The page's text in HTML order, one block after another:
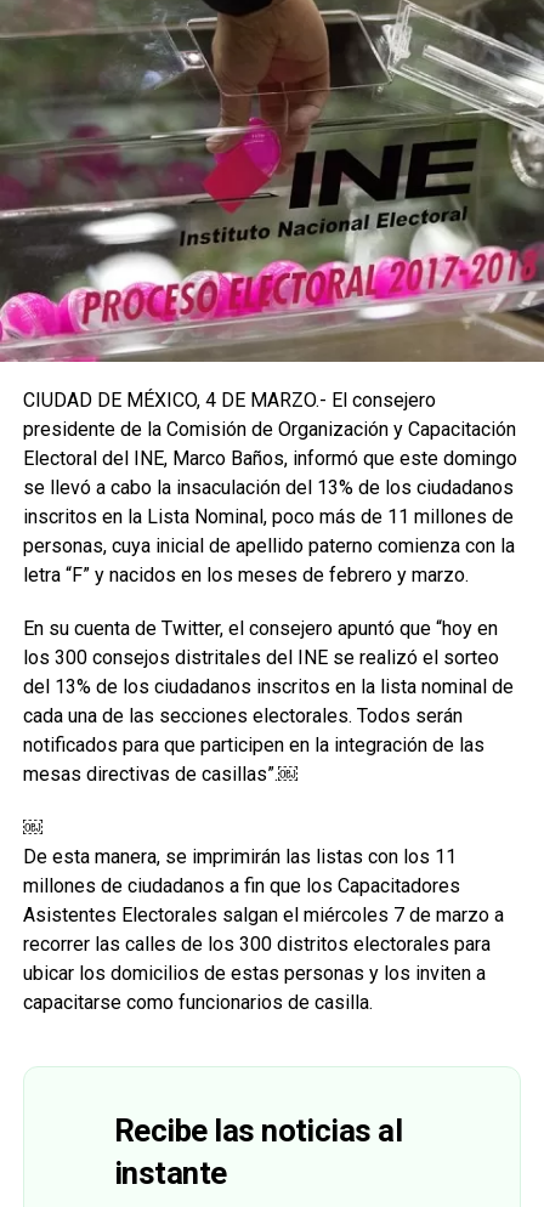
CIUDAD DE MÉXICO, 4 DE MARZO.- El consejero
presidente de la Comisión de Organización y Capacitación
Electoral del INE, Marco Baños, informó que este domingo
se llevó a cabo la insaculación del 13% de los ciudadanos
inscritos en la Lista Nominal, poco más de 11 millones de
personas, cuya inicial de apellido paterno comienza con la
letra “F” y nacidos en los meses de febrero y marzo.
En su cuenta de Twitter, el consejero apuntó que “hoy en
los 300 consejos distritales del INE se realizó el sorteo
del 13% de los ciudadanos inscritos en la lista nominal de
cada una de las secciones electorales. Todos serán
notificados para que participen en la integración de las
mesas directivas de casillas”.￼
￼
De esta manera, se imprimirán las listas con los 11
millones de ciudadanos a fin que los Capacitadores
Asistentes Electorales salgan el miércoles 7 de marzo a
recorrer las calles de los 300 distritos electorales para
ubicar los domicilios de estas personas y los inviten a
capacitarse como funcionarios de casilla.
Recibe las noticias al
instante